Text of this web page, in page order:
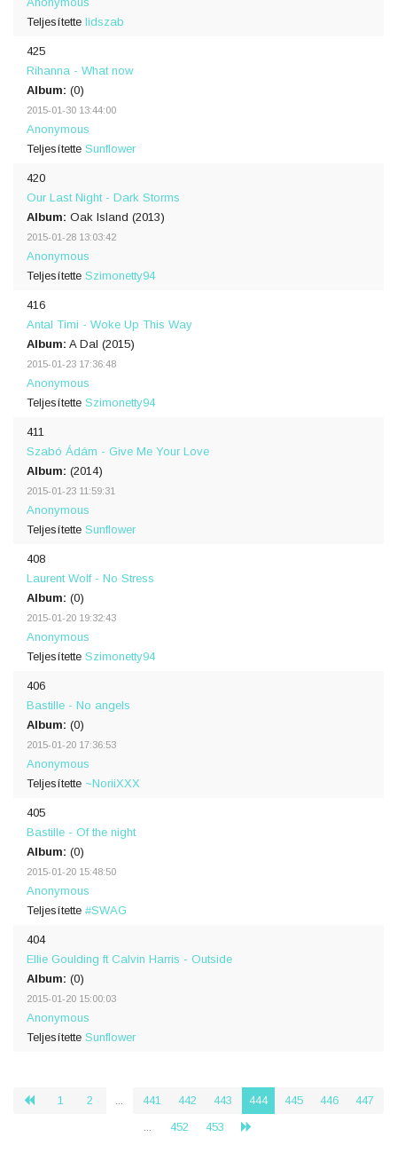
Teljesítette lidszab
425
Rihanna - What now
Album: (0)
2015-01-30 13:44:00
Anonymous
Teljesítette Sunflower
420
Our Last Night - Dark Storms
Album: Oak Island (2013)
2015-01-28 13:03:42
Anonymous
Teljesítette Szimonetty94
416
Antal Timi - Woke Up This Way
Album: A Dal (2015)
2015-01-23 17:36:48
Anonymous
Teljesítette Szimonetty94
411
Szabó Ádám - Give Me Your Love
Album: (2014)
2015-01-23 11:59:31
Anonymous
Teljesítette Sunflower
408
Laurent Wolf - No Stress
Album: (0)
2015-01-20 19:32:43
Anonymous
Teljesítette Szimonetty94
406
Bastille - No angels
Album: (0)
2015-01-20 17:36:53
Anonymous
Teljesítette ~NoriiXXX
405
Bastille - Of the night
Album: (0)
2015-01-20 15:48:50
Anonymous
Teljesítette #SWAG
404
Ellie Goulding ft Calvin Harris - Outside
Album: (0)
2015-01-20 15:00:03
Anonymous
Teljesítette Sunflower
‹ 1 2 ... 441 442 443 444 445 446
447
...
452 453